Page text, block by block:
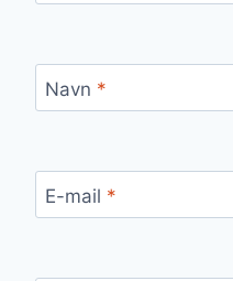
Navn *
E-mail *